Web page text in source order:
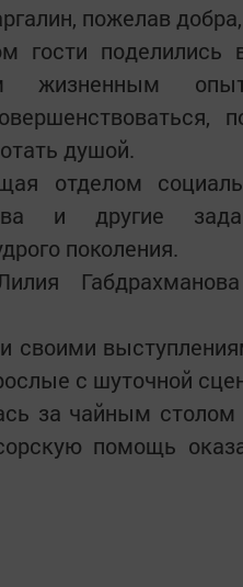
пожелав
гости поделились
жизненным
душой.
отделом
и другие
поколения.
своими
с шуточной
за чайным
помощь